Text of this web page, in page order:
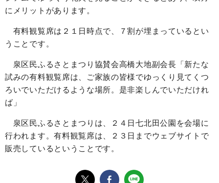
にメリットがあります。
有料観覧席は２１日時点で、７割が埋まっているとい
うことです。
泉区民ふるさとまつり協賛会高橋大地副会長「新たな
試みの有料観覧席は、ご家族の皆様でゆっくり見てくつ
ろいでいただけるような場所。是非楽しんでいただけれ
ば」
泉区民ふるさとまつりは、２４日七北田公園を会場に
行われます。有料観覧席は、２３日までウェブサイトで
販売しているということです。